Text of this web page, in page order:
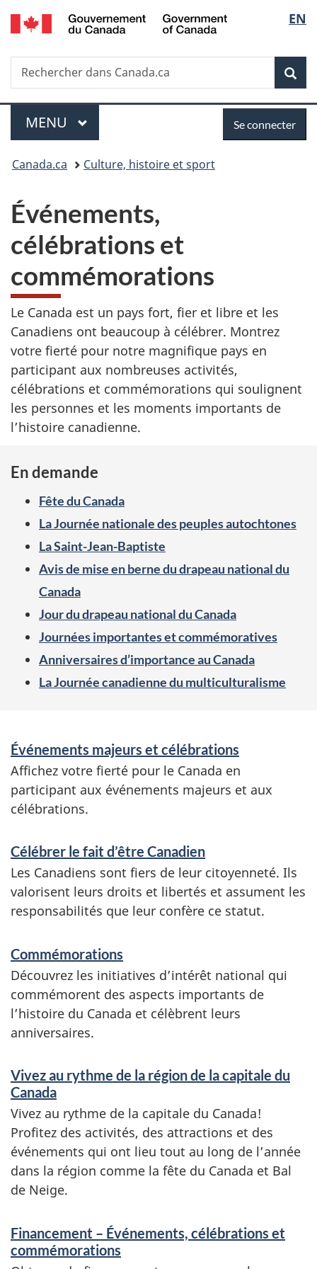
Passer
au
principal
Passer
à
Au
du
Passer
à
version
simplifiée
de
la
EN
Recherche
Rechercher
dans
Menu
MENU PRINCIPAL
connecter
Se connecter
Vous
ici :
Canada.ca Culture, histoire et sport
Événements,
célébrations et
commémorations
Le Canada est un pays fort, fier et libre et les
Canadiens ont beaucoup à célébrer. Montrez
votre fierté pour notre magnifique pays en
participant aux nombreuses activités,
célébrations et commémorations qui soulignent
les personnes et les moments importants de
l’histoire canadienne.
En demande
Fête du Canada
La Journée nationale des peuples autochtones
La Saint-Jean-Baptiste
Avis de mise en berne du drapeau national du
Canada
Jour du drapeau national du Canada
Journées importantes et commémoratives
Anniversaires d’importance au Canada
La Journée canadienne du multiculturalisme
S
e
r
v
c
e
s
t
r
e
n
s
e
i
g
n
e
m
e
Événements majeurs et célébrations
Affichez votre fierté pour le Canada en
participant aux événements majeurs et aux
célébrations.
Célébrer le fait d’être Canadien
Les Canadiens sont fiers de leur citoyenneté. Ils
valorisent leurs droits et libertés et assument les
responsabilités que leur confère ce statut.
Commémorations
Découvrez les initiatives d’intérêt national qui
commémorent des aspects importants de
l’histoire du Canada et célèbrent leurs
anniversaires.
Vivez au rythme de la région de la capitale du
Canada
Vivez au rythme de la capitale du Canada!
Profitez des activités, des attractions et des
événements qui ont lieu tout au long de l’année
dans la région comme la fête du Canada et Bal
de Neige.
Financement – Événements, célébrations et
commémorations